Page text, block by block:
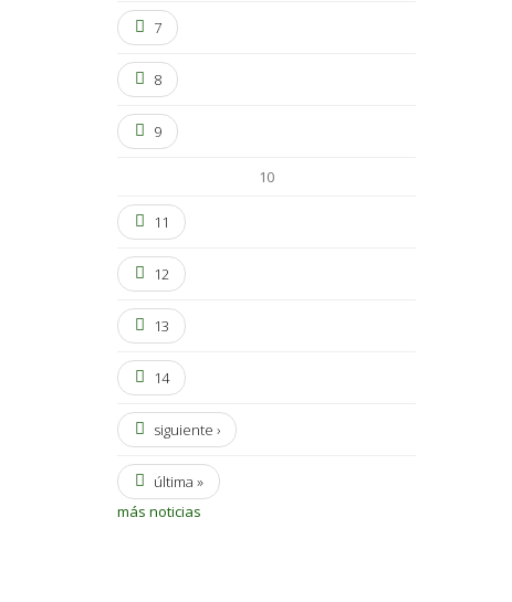
7
8
9
10
11
12
13
14
siguiente ›
última »
más noticias